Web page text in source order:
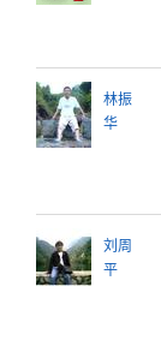
林振
华
刘周
平